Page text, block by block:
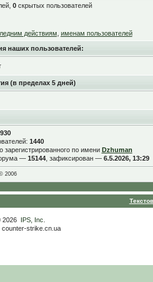
0скрытых пользователей
действиям именам пользователей
наших пользователей:
(в пределах 5 дней)
1440
зарегистрированного по имени Dzhuman
— 15144, зафиксирован — 6.5.2026, 13:29
2006
IPS, Inc
counter-strike.cn.ua